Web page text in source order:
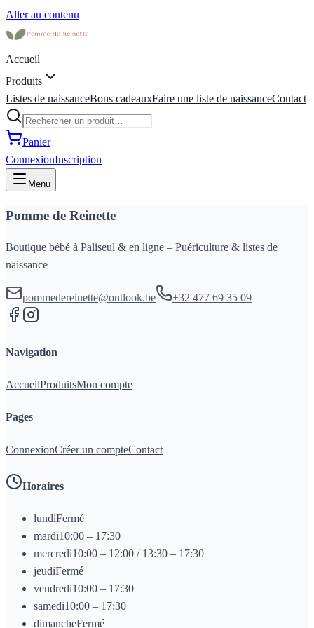
Aller au contenu
Accueil
Produits
Listes de naissanceBons cadeauxFaire une liste de naissanceContact
Panier
ConnexionInscription
Menu
Pomme de Reinette
Boutique bébé à Paliseul & en ligne – Puériculture & listes de
naissance
pommedereinette@outlook.be +32 477 69 35 09
Navigation
AccueilProduitsMon compte
Pages
ConnexionCréer un compteContact
Horaires
lundiFermé
mardi10:00 – 17:30
mercredi10:00 – 12:00 / 13:30 – 17:30
jeudiFermé
vendredi10:00 – 17:30
samedi10:00 – 17:30
dimancheFermé